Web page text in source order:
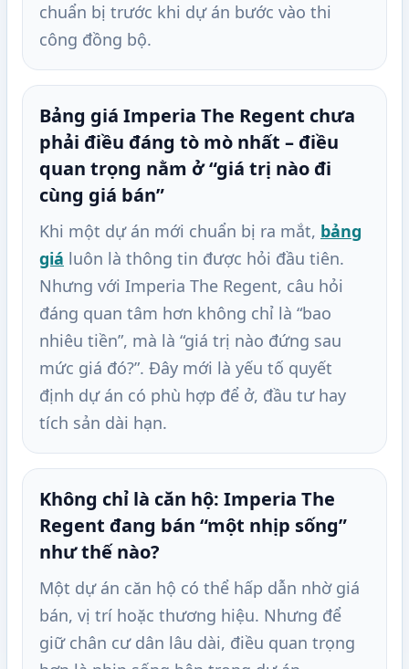
chuẩn bị trước khi dự án bước vào thi
công đồng bộ.
Bảng giá Imperia The Regent chưa
phải điều đáng tò mò nhất – điều
quan trọng nằm ở “giá trị nào đi
cùng giá bán”
Khi một dự án mới chuẩn bị ra mắt, bảng
giá luôn là thông tin được hỏi đầu tiên.
Nhưng với Imperia The Regent, câu hỏi
đáng quan tâm hơn không chỉ là “bao
nhiêu tiền”, mà là “giá trị nào đứng sau
mức giá đó?”. Đây mới là yếu tố quyết
định dự án có phù hợp để ở, đầu tư hay
tích sản dài hạn.
Không chỉ là căn hộ: Imperia The
Regent đang bán “một nhịp sống”
như thế nào?
Một dự án căn hộ có thể hấp dẫn nhờ giá
bán, vị trí hoặc thương hiệu. Nhưng để
giữ chân cư dân lâu dài, điều quan trọng